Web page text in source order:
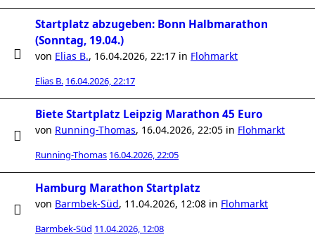
Startplatz abzugeben: Bonn Halbmarathon
(Sonntag, 19.04.)
von Elias B., 16.04.2026, 22:17 in Flohmarkt
Elias B. 16.04.2026, 22:17
Biete Startplatz Leipzig Marathon 45 Euro
von Running-Thomas, 16.04.2026, 22:05 in Flohmarkt
Running-Thomas 16.04.2026, 22:05
Hamburg Marathon Startplatz
von Barmbek-Süd, 11.04.2026, 12:08 in Flohmarkt
Barmbek-Süd 11.04.2026, 12:08